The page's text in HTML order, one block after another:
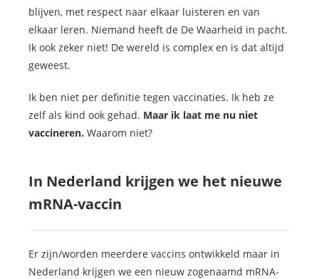
blijven, met respect naar elkaar luisteren en van
elkaar leren. Niemand heeft de De Waarheid in pacht.
Ik ook zeker niet! De wereld is complex en is dat altijd
geweest.
Ik ben niet per definitie tegen vaccinaties. Ik heb ze
zelf als kind ook gehad. Maar ik laat me nu niet
vaccineren. Waarom niet?
In Nederland krijgen we het nieuwe
mRNA-vaccin
Er zijn/worden meerdere vaccins ontwikkeld maar in
Nederland krijgen we een nieuw zogenaamd mRNA-